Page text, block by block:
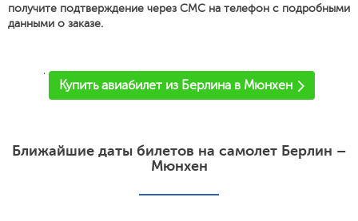
получите подтверждение через СМС на телефон с подробными
данными о заказе.
'
Купить авиабилет из Берлина в Мюнхен
Ближайшие даты билетов на самолет Берлин –
Мюнхен